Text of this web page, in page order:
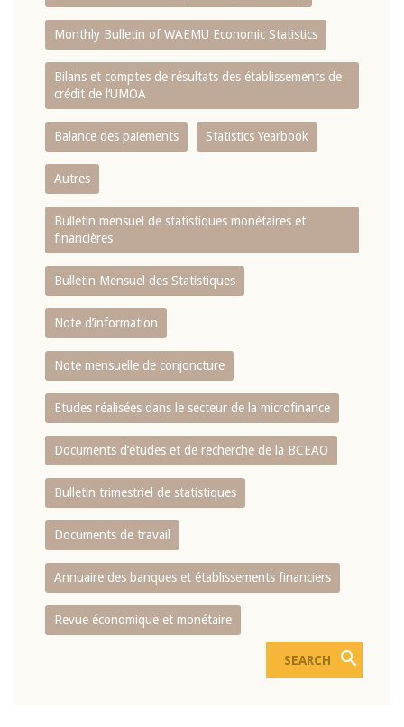
Monthly Bulletin of WAEMU Economic Statistics
Bilans et comptes de résultats des établissements de
crédit de l‘UMOA
Balance des paiements Statistics Yearbook
Autres
Bulletin mensuel de statistiques monétaires et
financières
Bulletin Mensuel des Statistiques
Note d’information
Note mensuelle de conjoncture
Etudes réalisées dans le secteur de la microfinance
Documents d’études et de recherche de la BCEAO
Bulletin trimestriel de statistiques
Documents de travail
Annuaire des banques et établissements financiers
Revue économique et monétaire